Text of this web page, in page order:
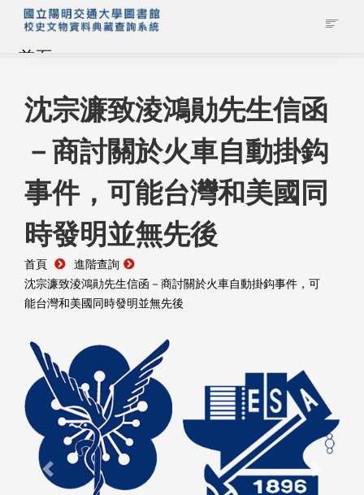
首頁
藏品查詢
校史館簡介
藏品清單全覽
資料調閱申請
管理者登入
沈宗濂致淩鴻勛先生信函
－商討關於火車自動掛鈎
事件，可能台灣和美國同
時發明並無先後
首頁
進階查詢
沈宗濂致淩鴻勛先生信函－商討關於火車自動掛鈎事件，可
能台灣和美國同時發明並無先後
Previous Next